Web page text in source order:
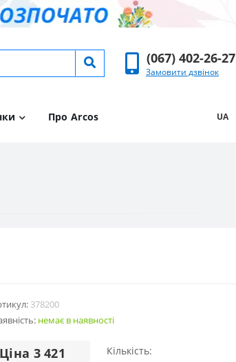
(067) 402-26-27
Замовити дзвінок
Про Arcos UA
378200
немає в наявностi
Цiна 3 421
Кількість: